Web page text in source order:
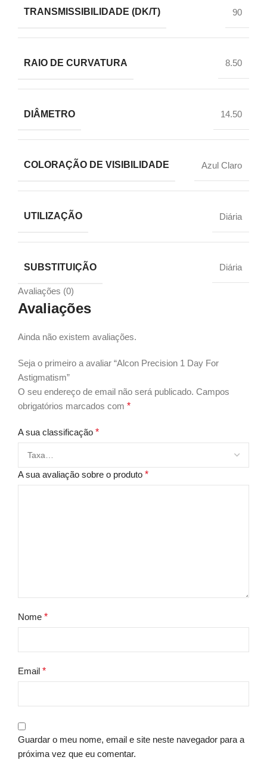
TRANSMISSIBILIDADE (DK/T) 90
RAIO DE CURVATURA 8.50
DIÂMETRO 14.50
COLORAÇÃO DE VISIBILIDADE Azul Claro
UTILIZAÇÃO Diária
SUBSTITUIÇÃO Diária
Avaliações (0)
Avaliações
Ainda não existem avaliações.
Seja o primeiro a avaliar “Alcon Precision 1 Day For
Astigmatism”
O seu endereço de email não será publicado. Campos
obrigatórios marcados com *
A sua classificação *
A sua avaliação sobre o produto *
Nome *
Email *
Guardar o meu nome, email e site neste navegador para a
próxima vez que eu comentar.